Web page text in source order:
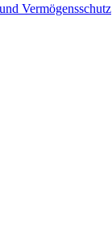
Vermögensschutz